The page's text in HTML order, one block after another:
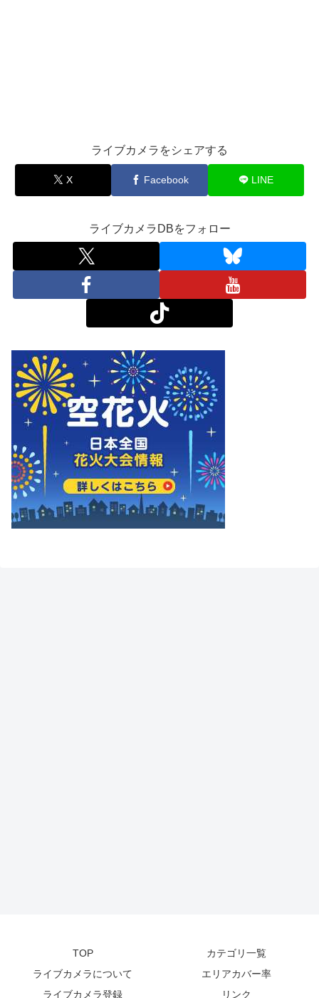
ライブカメラをシェアする
X Facebook LINE
ライブカメラDBをフォロー
TOP
カテゴリ一覧
ライブカメラについて
エリアカバー率
ライブカメラ登録
リンク